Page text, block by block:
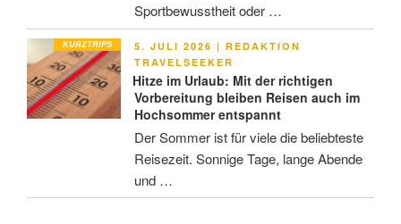
Sportbewusstheit oder …
KURZTRIPS
VERÖFFENTLICHT
AM
5. JULI 2026 | REDAKTION
TRAVELSEEKER
Hitze im Urlaub: Mit der richtigen
Vorbereitung bleiben Reisen auch im
Hochsommer entspannt
Der Sommer ist für viele die beliebteste
Reisezeit. Sonnige Tage, lange Abende
und …